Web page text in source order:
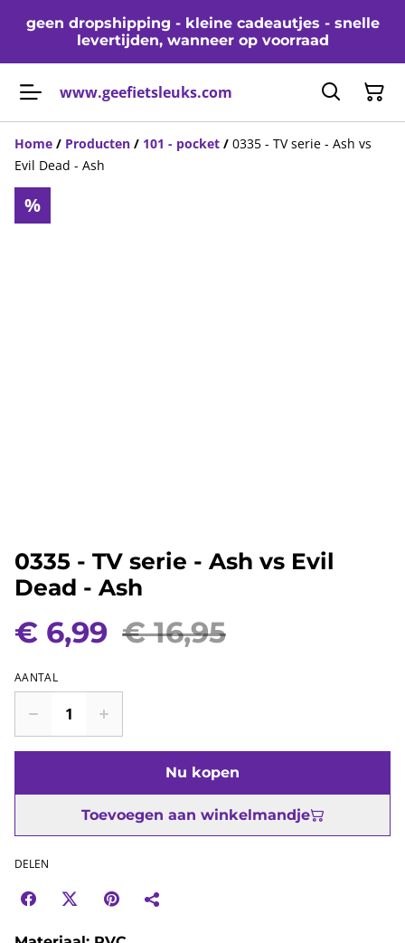
geen dropshipping - kleine cadeautjes - snelle
levertijden, wanneer op voorraad
www.geefietsleuks.com
Home / Producten / 101 - pocket / 0335 - TV serie - Ash vs
Evil Dead - Ash
%
0335 - TV serie - Ash vs Evil
Dead - Ash
€ 6,99 € 16,95
AANTAL
Nu kopen
Toevoegen aan winkelmandje
DELEN